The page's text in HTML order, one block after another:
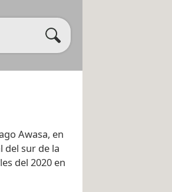
Awasa, en
del sur de la
del 2020 en